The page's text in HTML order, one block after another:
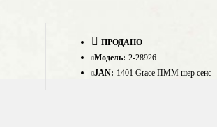
ПРОДАНО
Модель: 2-28926
JAN: 1401 Grace ПММ шер сенс